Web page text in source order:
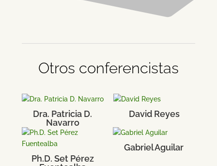
Otros conferencistas
Dra. Patricia D.
Navarro
David Reyes
Ph.D. Set Pérez
Gabriel Aguilar